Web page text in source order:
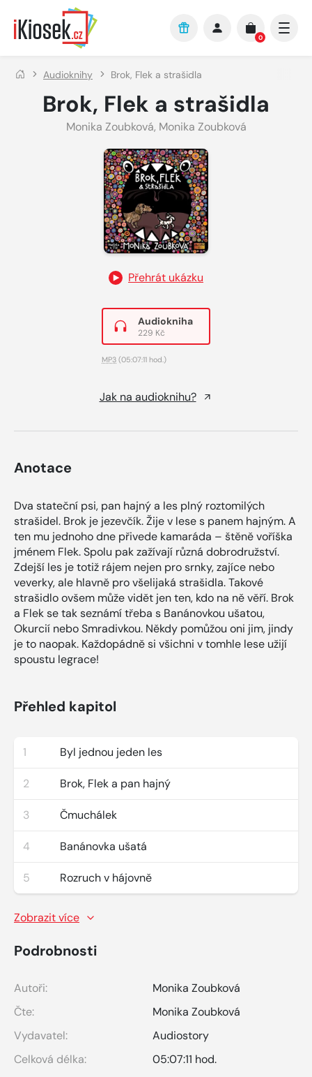
Přejít na hlavní obsah
0
Audioknihy Brok, Flek a strašidla
Brok, Flek a strašidla
Monika Zoubková, Monika Zoubková
Přehrát ukázku
Audiokniha
229 Kč
MP3 (05:07:11 hod.)
Jak na audioknihu?
Anotace
Dva stateční psi, pan hajný a les plný roztomilých
strašidel. Brok je jezevčík. Žije v lese s panem hajným. A
ten mu jednoho dne přivede kamaráda – štěně voříška
jménem Flek. Spolu pak zažívají různá dobrodružství.
Zdejší les je totiž rájem nejen pro srnky, zajíce nebo
veverky, ale hlavně pro všelijaká strašidla. Takové
strašidlo ovšem může vidět jen ten, kdo na ně věří. Brok
a Flek se tak seznámí třeba s Banánovkou ušatou,
Okurcií nebo Smradivkou. Někdy pomůžou oni jim, jindy
je to naopak. Každopádně si všichni v tomhle lese užijí
spoustu legrace!
Přehled kapitol
1 Byl jednou jeden les
2 Brok, Flek a pan hajný
3 Čmuchálek
4 Banánovka ušatá
5 Rozruch v hájovně
Zobrazit více
Podrobnosti
Autoři:
Monika Zoubková
Čte:
Monika Zoubková
Vydavatel:
Audiostory
Celková délka:
05:07:11 hod.